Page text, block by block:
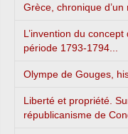
Grèce, chronique d’un
L’invention du
période 1793-1794...
Olympe de Gouges,
Liberté et propriété.
républicanisme de